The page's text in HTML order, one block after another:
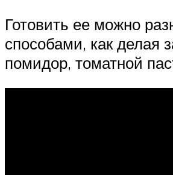
Готовить ее можно
способами, как делая
помидор, томатной